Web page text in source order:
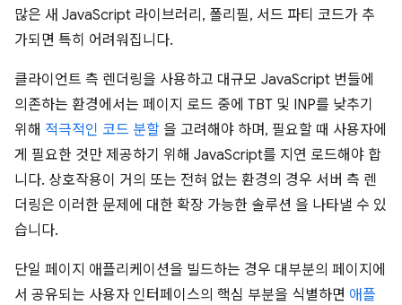
많은 새 JavaScript 라이브러리, 폴리필, 서드 파티 코드가 추
가되면 특히 어려워집니다.
클라이언트 측 렌더링을 사용하고 대규모 JavaScript 번들에
의존하는 환경에서는 페이지 로드 중에 TBT 및 INP를 낮추기
위해 적극적인 코드 분할 을 고려해야 하며, 필요할 때 사용자에
게 필요한 것만 제공하기 위해 JavaScript를 지연 로드해야 합
니다. 상호작용이 거의 또는 전혀 없는 환경의 경우 서버 측 렌
더링은 이러한 문제에 대한 확장 가능한 솔루션 을 나타낼 수 있
습니다.
단일 페이지 애플리케이션을 빌드하는 경우 대부분의 페이지에
서 공유되는 사용자 인터페이스의 핵심 부분을 식별하면 애플